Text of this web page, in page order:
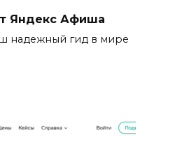
Яндекс Афиша
надежный гид в мире